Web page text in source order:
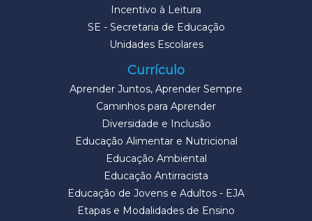
Incentivo à Leitura
SE - Secretaria de Educação
Unidades Escolares
Currículo
Aprender Juntos, Aprender Sempre
Caminhos para Aprender
Diversidade e Inclusão
Educação Alimentar e Nutricional
Educação Ambiental
Educação Antirracista
Educação de Jovens e Adultos - EJA
Etapas e Modalidades de Ensino